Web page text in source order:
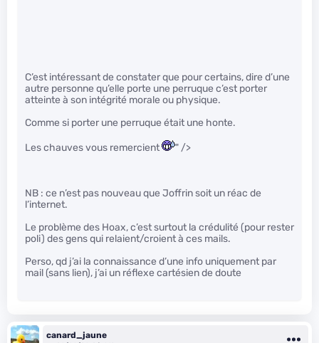
C’est intéressant de constater que pour certains, dire d’une
autre personne qu’elle porte une perruque c’est porter
atteinte à son intégrité morale ou physique.
Comme si porter une perruque était une honte.
Les chauves vous remercient " />
NB : ce n’est pas nouveau que Joffrin soit un réac de
l’internet.
Le problème des Hoax, c’est surtout la crédulité (pour rester
poli) des gens qui relaient/croient à ces mails.
Perso, qd j’ai la connaissance d’une info uniquement par
mail (sans lien), j’ai un réflexe cartésien de doute
canard_jaune